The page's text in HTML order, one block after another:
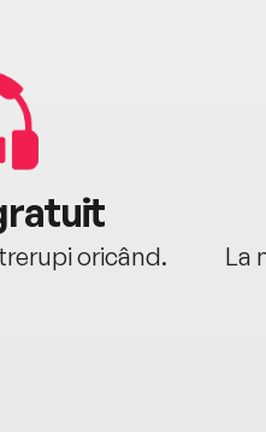
oricând.
La